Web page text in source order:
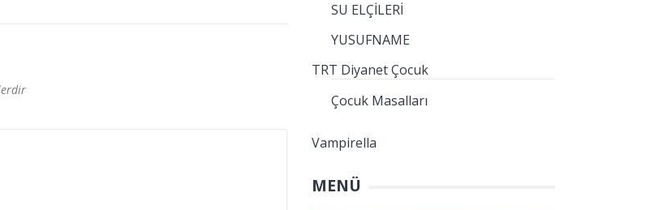
SU ELÇİLERİ
YUSUFNAME
TRT Diyanet Çocuk
Çocuk Masalları
Vampirella
MENÜ